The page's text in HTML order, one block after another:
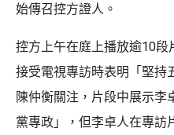
始傳召控方證人。
控方上午在庭上播放逾10段
接受電視專訪時表明「堅持
陳仲衡關注，片段中展示李
黨專政」，但李卓人在專訪